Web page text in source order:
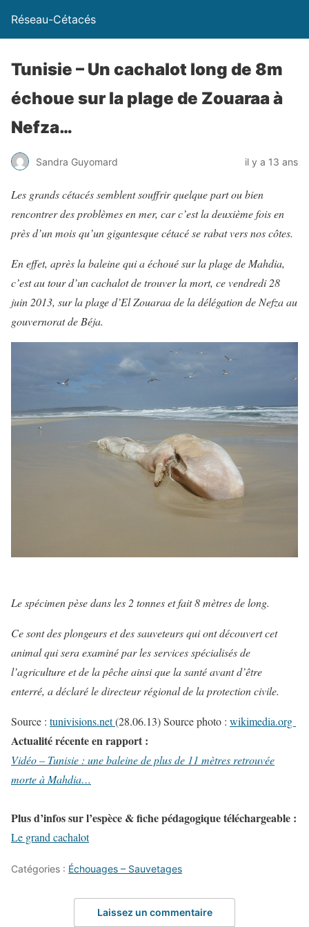
Réseau-Cétacés
Tunisie – Un cachalot long de 8m
échoue sur la plage de Zouaraa à
Nefza…
Sandra Guyomard il y a 13 ans
Les grands cétacés semblent souffrir quelque part ou bien
rencontrer des problèmes en mer, car c’est la deuxième fois en
près d’un mois qu’un gigantesque cétacé se rabat vers nos côtes.
En effet, après la baleine qui a échoué sur la plage de Mahdia,
c’est au tour d’un cachalot de trouver la mort, ce vendredi 28
juin 2013, sur la plage d’El Zouaraa de la délégation de Nefza au
gouvernorat de Béja.
Le spécimen pèse dans les 2 tonnes et fait 8 mètres de long.
Ce sont des plongeurs et des sauveteurs qui ont découvert cet
animal qui sera examiné par les services spécialisés de
l’agriculture et de la pêche ainsi que la santé avant d’être
enterré, a déclaré le directeur régional de la protection civile.
Source : tunivisions.net(28.06.13) Source photo : wikimedia.org
Actualité récente en rapport :
Vidéo – Tunisie : une baleine de plus de 11 mètres retrouvée
morte à Mahdia…
Plus d’infos sur l’espèce & fiche pédagogique téléchargeable :
Le grand cachalot
Catégories : Échouages – Sauvetages
Laissez un commentaire